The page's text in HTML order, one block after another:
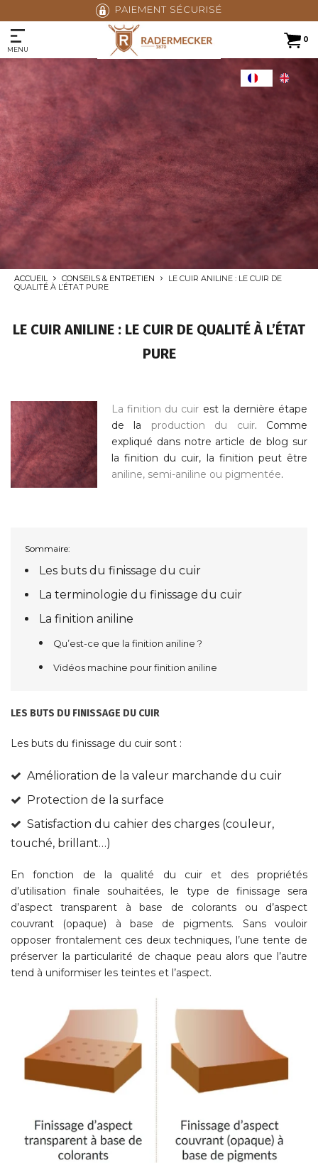
AVIS CERTIFIÉS 4,9/5
0
MENU
ACCUEIL CONSEILS & ENTRETIEN
LE CUIR ANILINE : LE CUIR DE
QUALITÉ À L’ÉTAT PURE
LE CUIR ANILINE : LE CUIR DE QUALITÉ À L’ÉTAT
PURE
La finition du cuir est la dernière étape
de la production du cuir. Comme
expliqué dans notre article de blog sur
la finition du cuir, la finition peut être
aniline, semi-aniline ou pigmentée.
Sommaire:
Les buts du finissage du cuir
La terminologie du finissage du cuir
La finition aniline
Qu’est-ce que la finition aniline ?
Vidéos machine pour finition aniline
LES BUTS DU FINISSAGE DU CUIR
Les buts du finissage du cuir sont :
Amélioration de la valeur marchande du cuir
Protection de la surface
Satisfaction du cahier des charges (couleur,
touché, brillant…)
En fonction de la qualité du cuir et des propriétés
d’utilisation finale souhaitées, le type de finissage sera
d’aspect transparent à base de colorants ou d’aspect
couvrant (opaque) à base de pigments. Sans vouloir
opposer frontalement ces deux techniques, l’une tente de
préserver la particularité de chaque peau alors que l’autre
tend à uniformiser les teintes et l’aspect.